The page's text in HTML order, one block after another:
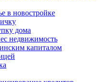
в новостройке
дома
недвижимость
капиталом